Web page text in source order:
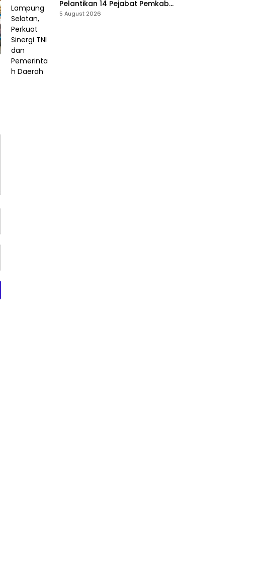
Pelantikan 14 Pejabat Pemkab
Lampung Selatan, Perkuat
5 August 2026